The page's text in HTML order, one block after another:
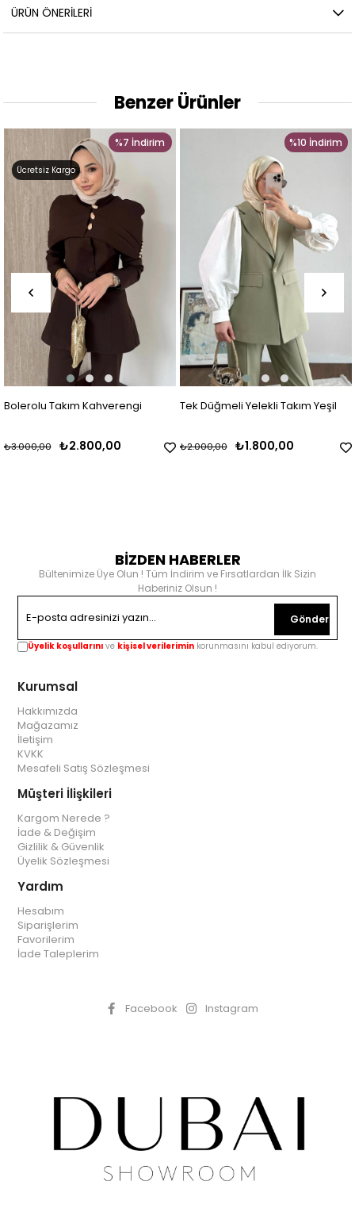
ÜRÜN ÖNERILERI
Benzer Ürünler
Bolerolu Takım Kahverengi
₺2.800,00
₺3.000,00
%7 İndirim
Ücretsiz Kargo
Tek Düğmeli Yelekli Takım Yeşil
₺1.800,00
₺2.000,00
%10 İndirim
BİZDEN HABERLER
Bültenimize Üye Olun ! Tüm İndirim ve Fırsatlardan İlk Sizin
Haberiniz Olsun !
Gönder
Üyelik koşullarını ve kişisel verilerimin korunmasını kabul ediyorum.
Kurumsal
Hakkımızda
Mağazamız
İletişim
KVKK
Mesafeli Satış Sözleşmesi
Müşteri İlişkileri
Kargom Nerede ?
İade & Değişim
Gizlilik & Güvenlik
Üyelik Sözleşmesi
Yardım
Hesabım
Siparişlerim
Favorilerim
İade Taleplerim
Facebook Instagram